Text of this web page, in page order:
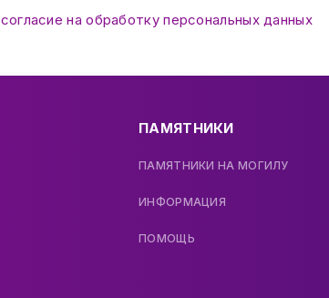
согласие на обработку персональных данных
ПАМЯТНИКИ
ПАМЯТНИКИ НА МОГИЛУ
ИНФОРМАЦИЯ
ПОМОЩЬ